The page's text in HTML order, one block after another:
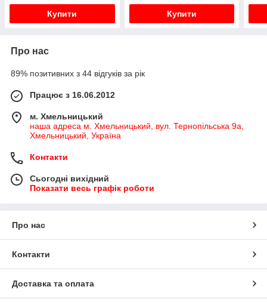
Купити Купити
Про нас
89% позитивних з 44 відгуків за рік
Працює з 16.06.2012
м. Хмельницький
наша адреса м. Хмельницький, вул. Тернопільська 9а,
Хмельницький, Україна
Контакти
Сьогодні вихідний
Показати весь графік роботи
Про нас
Контакти
Доставка та оплата